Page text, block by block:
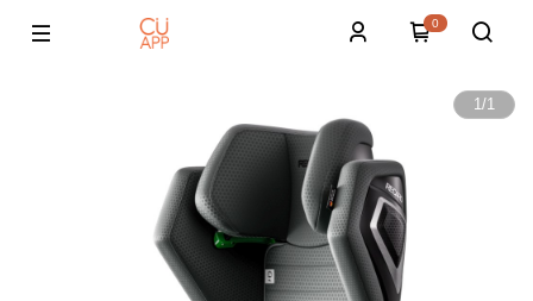
0
1/1